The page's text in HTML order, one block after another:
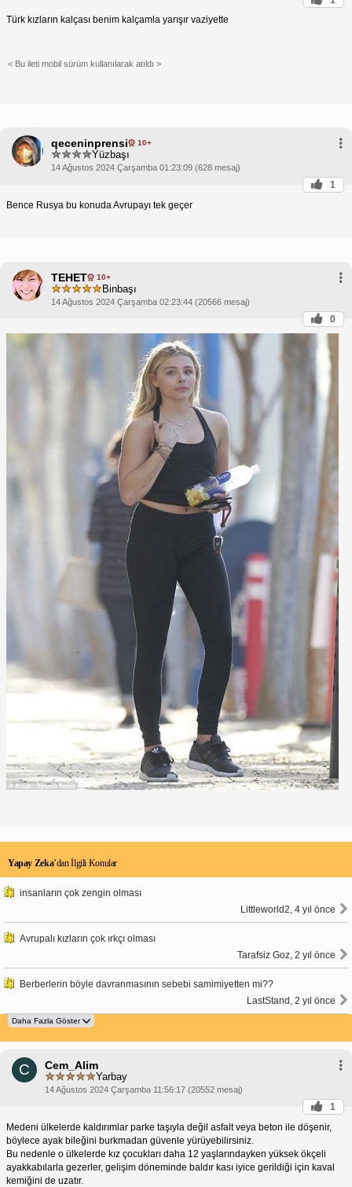
Türk kızların kalçası benim kalçamla yarışır vaziyette
< Bu ileti mobil sürüm kullanılarak atıldı >
qeceninprensi 10+
Yüzbaşı
14 Ağustos 2024 Çarşamba 01:23:09 (628 mesaj)
1
Bence Rusya bu konuda Avrupayı tek geçer
TEHET 10+
Binbaşı
14 Ağustos 2024 Çarşamba 02:23:44 (20566 mesaj)
0
Yapay Zeka’dan İlgili Konular
insanların çok zengin olması
Littleworld2, 4 yıl önce
Avrupalı kızların çok ırkçı olması
Tarafsiz Goz, 2 yıl önce
Berberlerin böyle davranmasının sebebi samimiyetten mi??
LastStand, 2 yıl önce
C Cem_Alim
Yarbay
14 Ağustos 2024 Çarşamba 11:56:17 (20552 mesaj)
1
Medeni ülkelerde kaldırımlar parke taşıyla değil asfalt veya beton ile döşenir,
böylece ayak bileğini burkmadan güvenle yürüyebilirsiniz.
Bu nedenle o ülkelerde kız çocukları daha 12 yaşlarındayken yüksek ökçeli
ayakkabılarla gezerler, gelişim döneminde baldır kası iyice gerildiği için kaval
kemiğini de uzatır.